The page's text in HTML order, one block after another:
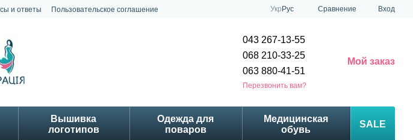
и ответы
Пользовательское соглашение
Укр Рус Сравнение Вход
043 267-13-55
068 210-33-25
063 880-41-51
Перезвонить вам?
Мой заказ
Вышивка
логотипов
Одежда для
поваров
Медицинская
обувь
SALE